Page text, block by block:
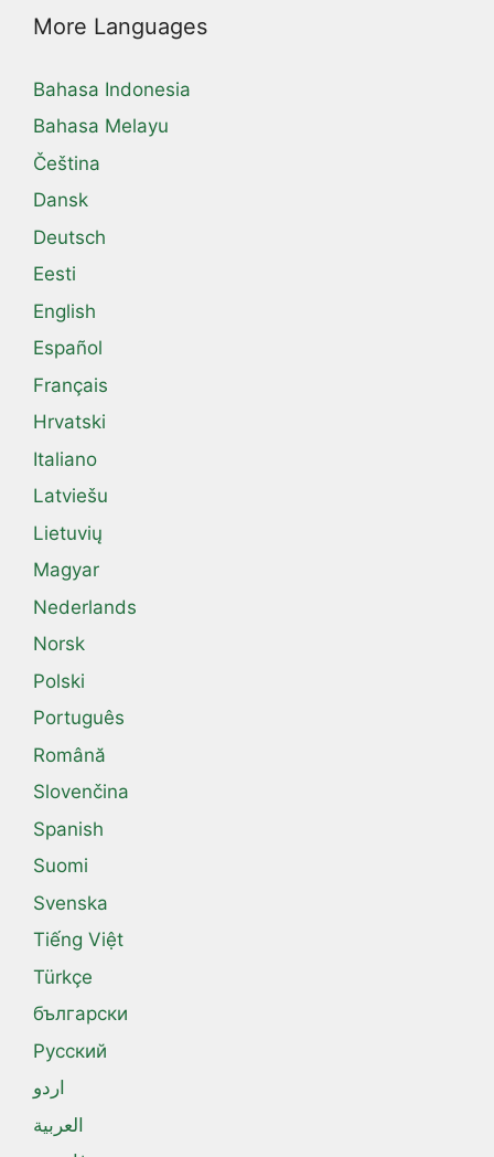
More Languages
Bahasa Indonesia
Bahasa Melayu
Čeština
Dansk
Deutsch
Eesti
English
Español
Français
Hrvatski
Italiano
Latviešu
Lietuvių
Magyar
Nederlands
Norsk
Polski
Português
Română
Slovenčina
Spanish
Suomi
Svenska
Tiếng Việt
Türkçe
български
Русский
اردو
العربية